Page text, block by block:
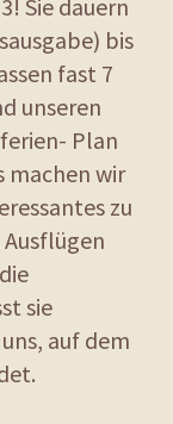
Sie dauern
bis
fast 7
unseren
Plan
machen wir
zu
sie
auf dem